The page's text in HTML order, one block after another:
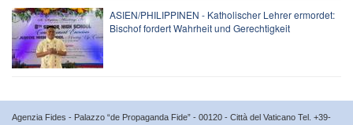
ASIEN/PHILIPPINEN - Katholischer Lehrer ermordet:
Bischof fordert Wahrheit und Gerechtigkeit
Agenzia Fides - Palazzo “de Propaganda Fide” - 00120 - Città del Vaticano Tel. +39-